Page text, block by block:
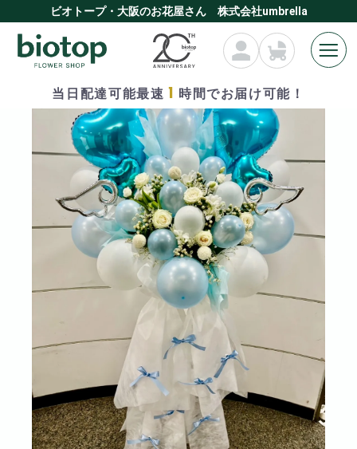
ビオトープ・大阪のお花屋さん 株式会社umbrella
当日配達可能最速 1 時間でお届け可能！